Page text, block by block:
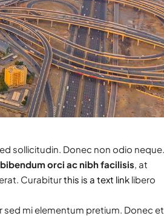
sollicitudin. Donec non odio neque.
orci ac nibh facilisis , at
Curabiturthis is a text link libero
mi elementum pretium. Donec et